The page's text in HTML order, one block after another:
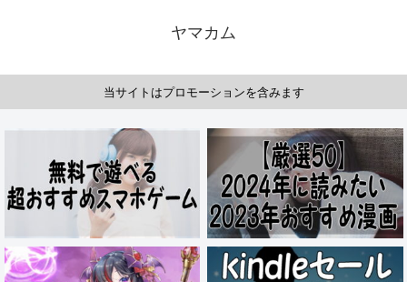
ヤマカム
当サイトはプロモーションを含みます